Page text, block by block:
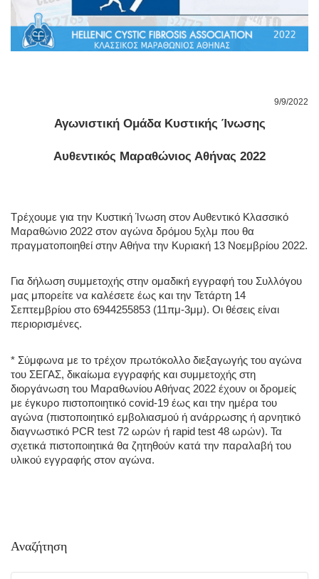
9/9/2022
Αγωνιστική Ομάδα Κυστικής Ίνωσης
Αυθεντικός Μαραθώνιος Αθήνας 2022
Τρέχουμε για την Κυστική Ίνωση στον Αυθεντικό Κλασσικό
Μαραθώνιο 2022 στον αγώνα δρόμου 5χλμ που θα
Για δήλωση συμμετοχής στην ομαδική εγγραφή του Συλλόγου
μας μπορείτε να καλέσετε έως και την Τετάρτη 14
Σεπτεμβρίου στο 6944255853 (11πμ-3μμ). Οι θέσεις είναι
περιορισμένες.
* Σύμφωνα με το τρέχον πρωτόκολλο διεξαγωγής του αγώνα
του ΣΕΓΑΣ, δικαίωμα εγγραφής και συμμετοχής στη
διοργάνωση του Μαραθωνίου Αθήνας 2022 έχουν οι δρομείς
με έγκυρο πιστοποιητικό covid-19 έως και την ημέρα του
αγώνα (πιστοποιητικό εμβολιασμού ή ανάρρωσης ή αρνητικό
διαγνωστικό PCR test 72 ωρών ή rapid test 48 ωρών). Τα
σχετικά πιστοποιητικά θα ζητηθούν κατά την παραλαβή του
υλικού εγγραφής στον αγώνα.
Αναζήτηση